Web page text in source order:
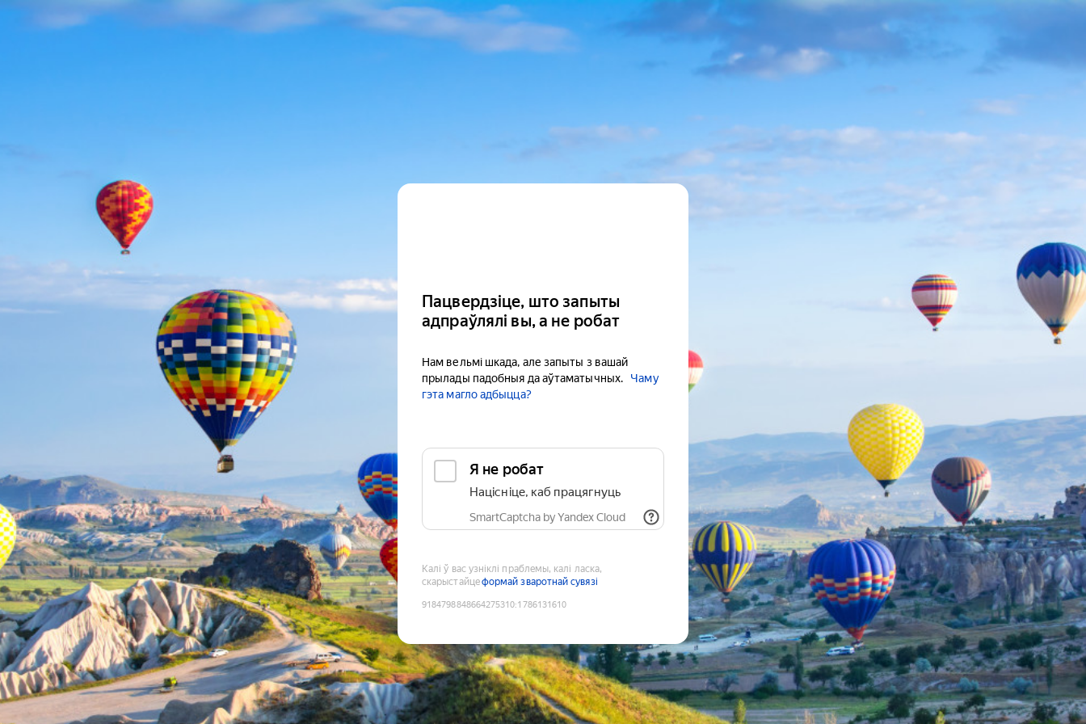
Пацвердзіце, што запыты
адпраўлялі вы, а не робат
Нам вельмі шкада, але запыты з вашай
прылады падобныя да аўтаматычных.
Чаму
гэта магло адбыцца?
Я не робат
Націсніце, каб працягнуць
SmartCaptcha by Yandex Cloud
Калі ў вас узніклі праблемы, калі ласка,
скарыстайцеформай зваротнай сувязі
9184798848664275310:1786131610